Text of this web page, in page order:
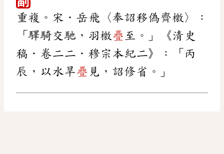
重複。宋．岳飛〈奉詔移偽齊檄〉：
「驛騎交馳，羽檄 疊 至。」《清史
稿．卷二二．穆宗本紀二》：「丙
辰，以水旱 疊 見，詔修省。」